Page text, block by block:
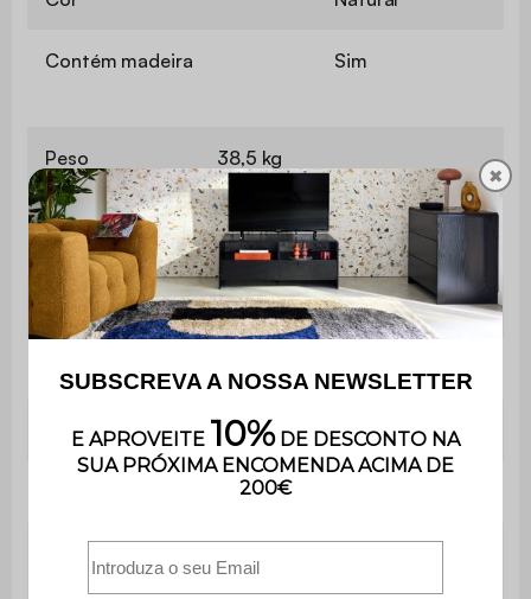
Contém madeira Sim
Peso 38,5 kg
Montagem
É muito fácil de montar e
inclui instruções.
Utilização Ao ar livre
Uso Apenas para uso doméstico
Garantia 3 anos
275 x 100 x 75 cm
bandeja
275 x 100 cm
✖